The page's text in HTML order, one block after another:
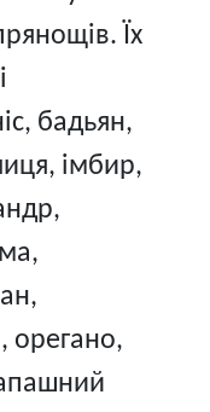
Їх
бадьян,
імбир,
орегано,